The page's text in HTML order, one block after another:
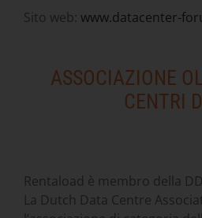
Sito web: www.datacenter-
ASSOCIAZIONE
CENTRI
Rentaload è membro della
La Dutch Data Centre